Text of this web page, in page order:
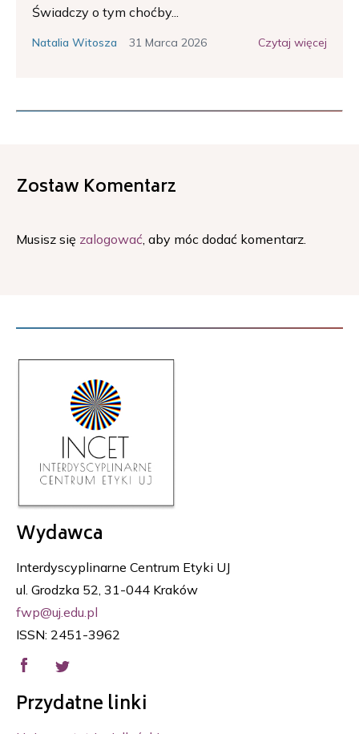
Świadczy o tym choćby...
Natalia Witosza 31 Marca 2026 Czytaj więcej
Zostaw Komentarz
Musisz się zalogować, aby móc dodać komentarz.
Wydawca
Interdyscyplinarne Centrum Etyki UJ
ul. Grodzka 52, 31-044 Kraków
fwp@uj.edu.pl
ISSN: 2451-3962
Przydatne linki